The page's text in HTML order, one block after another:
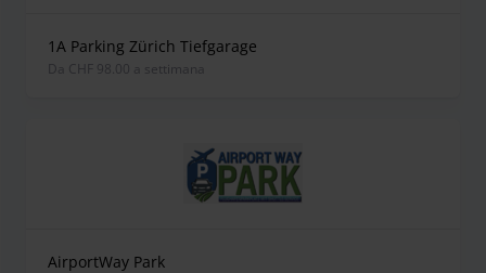
1A Parking Zürich Tiefgarage
Da CHF 98.00 a settimana
AirportWay Park